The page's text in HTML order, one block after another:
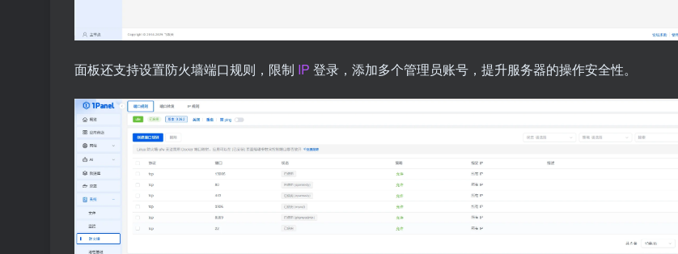
面板还支持设置防火墙端口规则，限制 IP 登录，添加多个管理员账号，提升服务器的操作安全性。